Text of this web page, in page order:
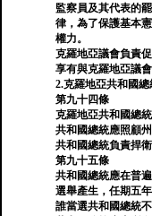
監察員及其代表的
律，為了保護基本
權力。
克羅地亞議會負責
享有與克羅地亞議
2.克羅地亞共和國總
第九十四條
克羅地亞共和國總
共和國總統應照顧
共和國總統負責捍
第九十五條
共和國總統應在普
選舉產生，任期五年
誰當選共和國總統不